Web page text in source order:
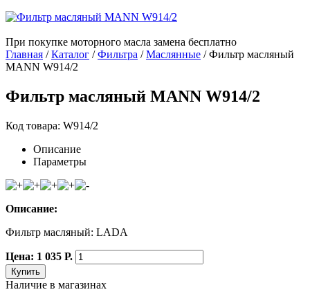
При покупке моторного масла замена бесплатно
Главная /Каталог /Фильтра /Маслянные /Фильтр масляный
MANN W914/2
Фильтр масляный MANN W914/2
Код товара: W914/2
Описание
Параметры
Описание:
Фильтр масляный: LADA
Цена: 1 035 Р.
Купить
Наличие в магазинах